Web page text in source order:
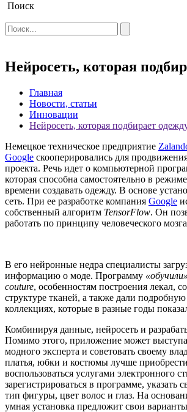
Поиск
Нейросеть, которая
Главная
Новости, статьи
Инновации
Нейросеть, которая подбирает
Немецкое техническое предприятие
Google скооперировались для
проекта. Речь идет о компьютерной
которая способна самостоятельно в
времени создавать одежду. В основе
сеть. При ее разработке компания Google
собственный алгоритм TensorFlow. Он
работать по принципу человеческого
В его нейронные недра специалисты
информацию о моде. Программу «обучили»
couture, особенностям построения лекал,
структуре тканей, а также дали
коллекциях, которые в разные годы
Комбинируя данные, нейросеть и
Помимо этого, приложение может
модного эксперта и советовать своему
платья, юбки и костюмы лучше
воспользоваться услугами электронного
зарегистрироваться в программе, указать
тип фигуры, цвет волос и глаз. На
умная установка предложит свои